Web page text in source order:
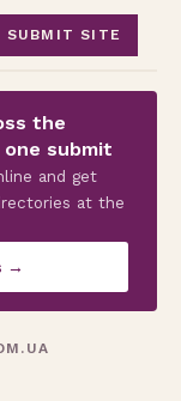
SUBMIT SITE
the
submit
and get
at the
→